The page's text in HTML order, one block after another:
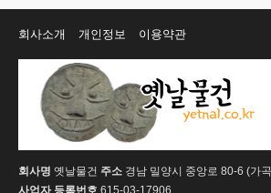
회사소개 개인정보 이용약관
회사명 옛날물건 주소 경남 밀양시 중앙로 80-6 (가
사업자 등록번호 615-03-17906